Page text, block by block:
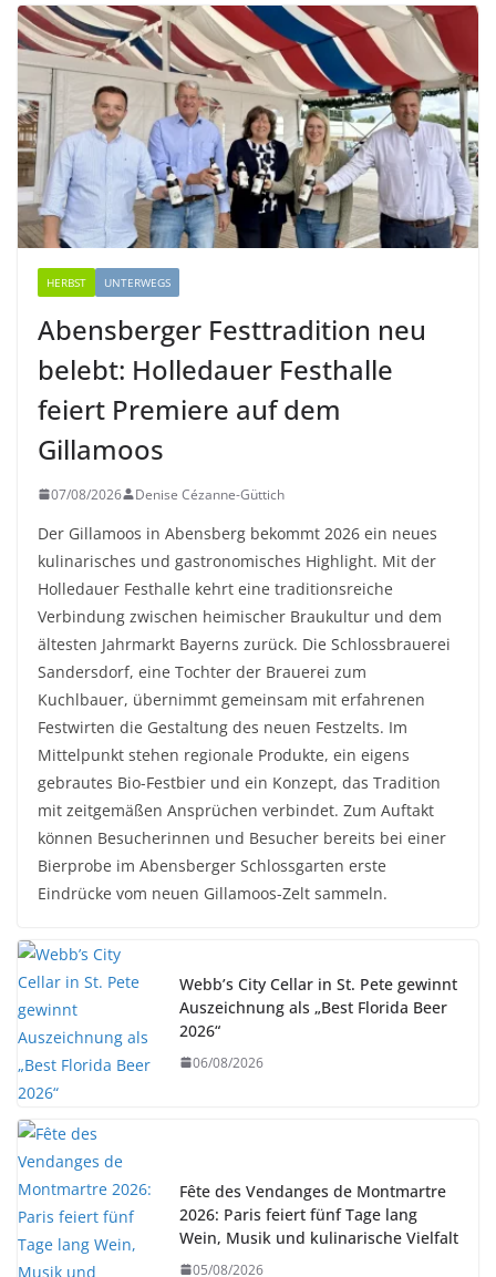
HERBST UNTERWEGS
Abensberger Festtradition neu
belebt: Holledauer Festhalle
feiert Premiere auf dem
Gillamoos
07/08/2026 Denise Cézanne-Güttich
Der Gillamoos in Abensberg bekommt 2026 ein neues
kulinarisches und gastronomisches Highlight. Mit der
Holledauer Festhalle kehrt eine traditionsreiche
Verbindung zwischen heimischer Braukultur und dem
ältesten Jahrmarkt Bayerns zurück. Die Schlossbrauerei
Sandersdorf, eine Tochter der Brauerei zum
Kuchlbauer, übernimmt gemeinsam mit erfahrenen
Festwirten die Gestaltung des neuen Festzelts. Im
Mittelpunkt stehen regionale Produkte, ein eigens
gebrautes Bio-Festbier und ein Konzept, das Tradition
mit zeitgemäßen Ansprüchen verbindet. Zum Auftakt
können Besucherinnen und Besucher bereits bei einer
Bierprobe im Abensberger Schlossgarten erste
Eindrücke vom neuen Gillamoos-Zelt sammeln.
Webb’s City Cellar in St. Pete gewinnt
Auszeichnung als „Best Florida Beer
2026“
06/08/2026
Fête des Vendanges de Montmartre
2026: Paris feiert fünf Tage lang
Wein, Musik und kulinarische Vielfalt
05/08/2026